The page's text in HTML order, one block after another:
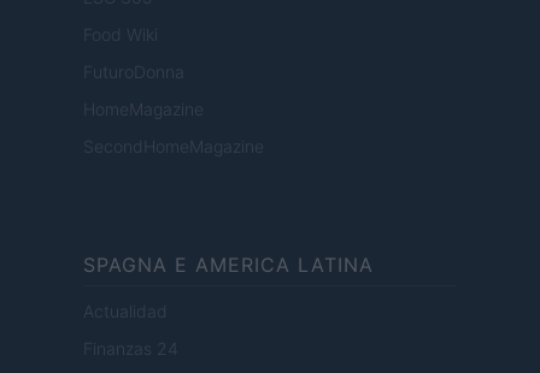
Food Wiki
FuturoDonna
HomeMagazine
SecondHomeMagazine
SPAGNA E AMERICA LATINA
Actualidad
Finanzas 24